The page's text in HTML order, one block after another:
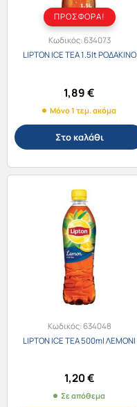
ΠΡΟΣΦΟΡΑ!
Κωδικός:634073
LIPTON ICE TEA 1.5lt ΡΟΔΑΚΙΝΟ
1,89€
Μόνο 1 τεμ. ακόμα
Στο καλάθι
Κωδικός:634048
LIPTON ICE TEA 500ml ΛΕΜΟΝΙ
1,20€
Σε απόθεμα